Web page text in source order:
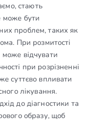
стають
може бути
проблем, таких як
При розмитості
відчувати
при розрізненні
суттєво впливати
лікування.
до діагностики та
образу, щоб